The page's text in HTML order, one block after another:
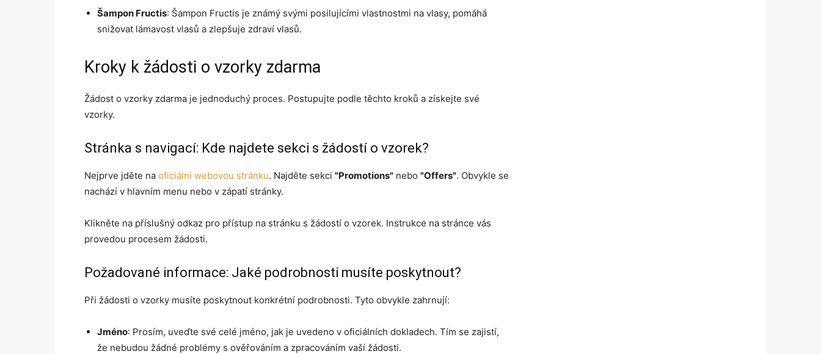
Šampon Fructis: Šampon Fructis je známý svými posilujícími vlastnostmi na vlasy, pomáhá
snižovat lámavost vlasů a zlepšuje zdraví vlasů.
Kroky k žádosti o vzorky zdarma
Žádost o vzorky zdarma je jednoduchý proces. Postupujte podle těchto kroků a získejte své
vzorky.
Stránka s navigací: Kde najdete sekci s žádostí o vzorek?
Nejprve jděte na oficiální webovou stránku. Najděte sekci "Promotions" nebo "Offers". Obvykle se
nachází v hlavním menu nebo v zápatí stránky.
Klikněte na příslušný odkaz pro přístup na stránku s žádostí o vzorek. Instrukce na stránce vás
provedou procesem žádosti.
Požadované informace: Jaké podrobnosti musíte poskytnout?
Při žádosti o vzorky musíte poskytnout konkrétní podrobnosti. Tyto obvykle zahrnují:
Jméno: Prosím, uveďte své celé jméno, jak je uvedeno v oficiálních dokladech. Tím se zajistí,
že nebudou žádné problémy s ověřováním a zpracováním vaší žádosti.